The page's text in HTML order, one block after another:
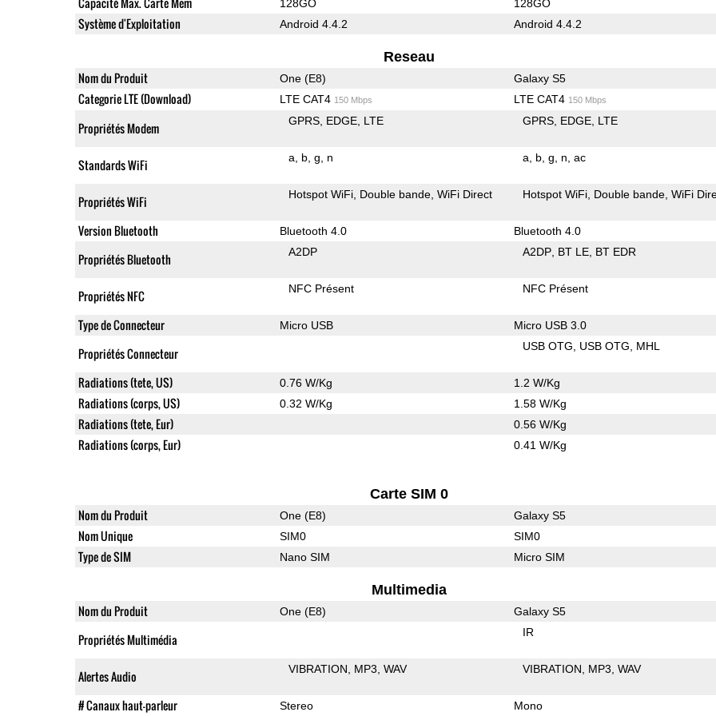
128GO 128GO
Système d'Exploitation Android 4.4.2 Android 4.4.2
Reseau
Nom du Produit One (E8) Galaxy S5
Categorie LTE (Download) LTE CAT4 150 Mbps LTE CAT4 150 Mbps
Propriétés Modem GPRS EDGE LTE GPRS EDGE LTE
Standards WiFi a b g n a b g n ac
Propriétés WiFi Hotspot WiFi Double bande WiFi Direct Hotspot WiFi Double bande WiFi
Version Bluetooth Bluetooth 4.0 Bluetooth 4.0
Propriétés Bluetooth A2DP A2DP BT LE BT EDR
Propriétés NFC NFC Présent NFC Présent
Type de Connecteur Micro USB Micro USB 3.0
Propriétés Connecteur USB OTG USB OTG MHL
Radiations (tete, US) 0.76 W/Kg 1.2 W/Kg
Radiations (corps, US) 0.32 W/Kg 1.58 W/Kg
Radiations (tete, Eur) 0.56 W/Kg
Radiations (corps, Eur) 0.41 W/Kg
Carte SIM 0
Nom du Produit One (E8) Galaxy S5
Nom Unique SIM0 SIM0
Type de SIM Nano SIM Micro SIM
Multimedia
Nom du Produit One (E8) Galaxy S5
Propriétés Multimédia IR
Alertes Audio VIBRATION MP3 WAV VIBRATION MP3 WAV
# Canaux haut-parleur Stereo Mono